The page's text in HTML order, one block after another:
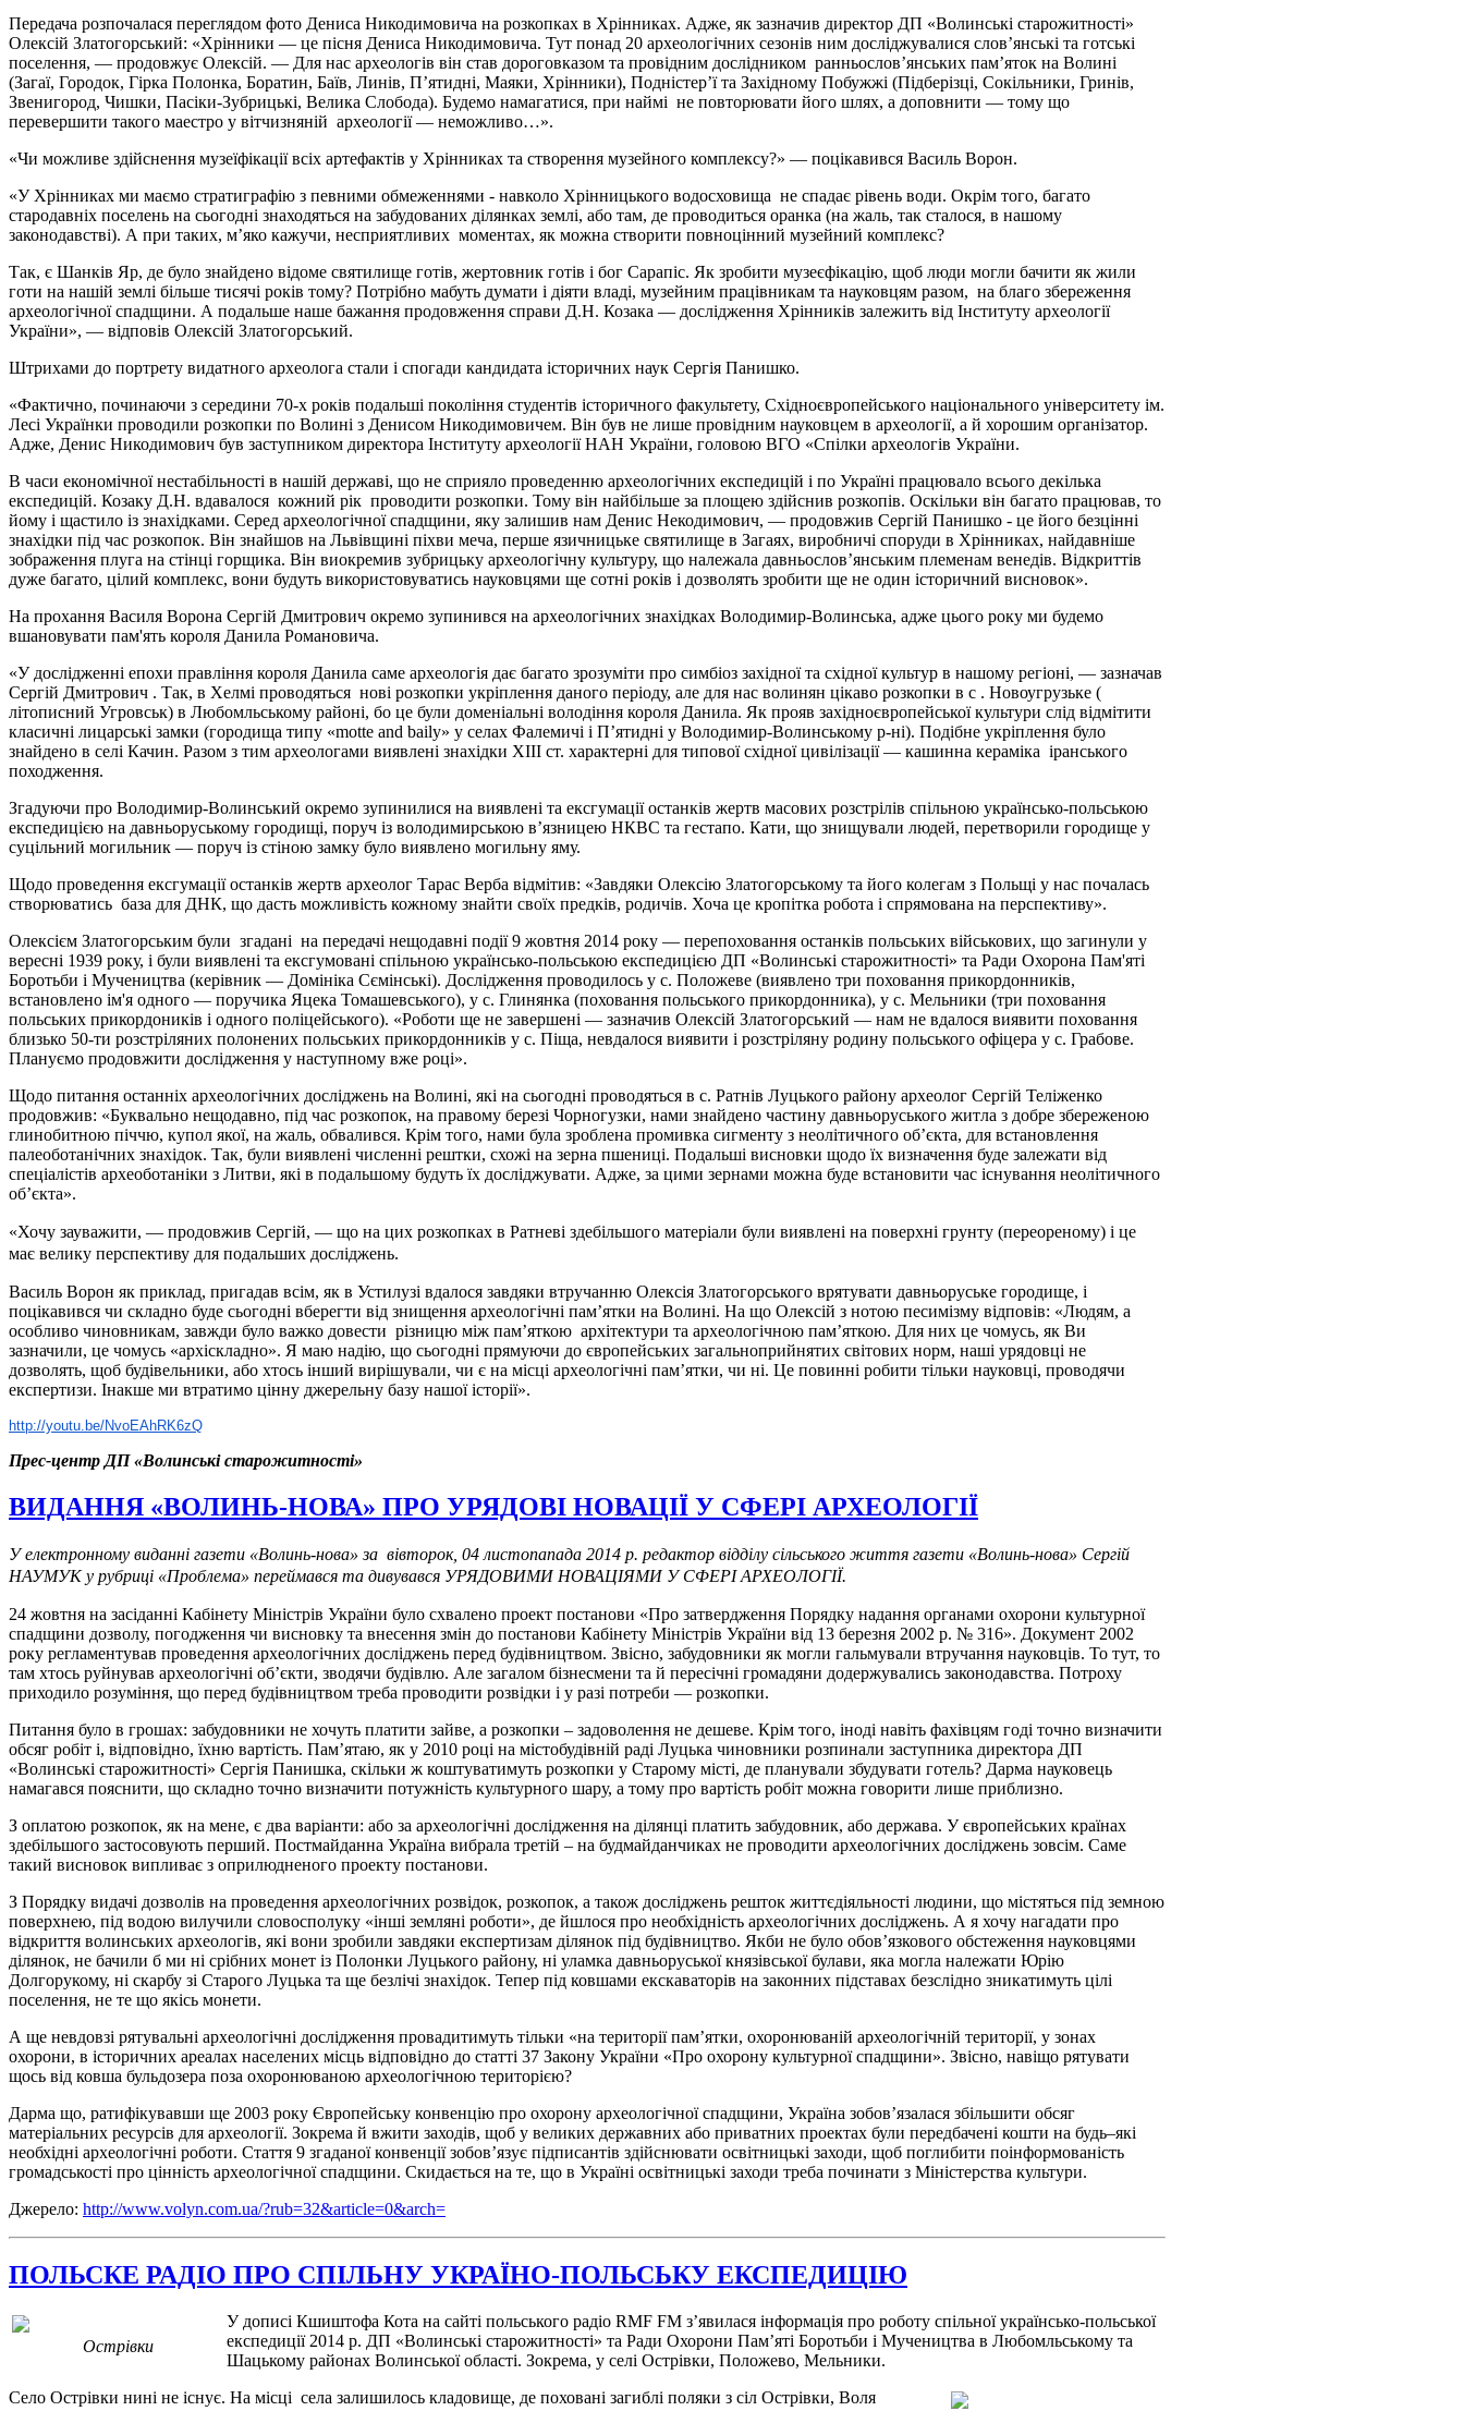
Передача розпочалася переглядом фото Дениса Никодимовича на розкопках в Хрінниках. Адже, як зазначив директор ДП «Волинські старожитності»
Олексій Златогорський: «Хрінники — це пісня Дениса Никодимовича. Тут понад 20 археологічних сезонів ним досліджувалися слов’янські та готські
поселення, — продовжує Олексій. — Для нас археологів він став дороговказом та провідним дослідником ранньослов’янських пам’яток на Волині
(Загаї, Городок, Гірка Полонка, Боратин, Баїв, Линів, П’ятидні, Маяки, Хрінники), Подністер’ї та Західному Побужжі (Підберізці, Сокільники, Гринів,
Звенигород, Чишки, Пасіки-Зубрицькі, Велика Слобода). Будемо намагатися, при наймі не повторювати його шлях, а доповнити — тому що
перевершити такого маестро у вітчизняній археології— неможливо…».
«Чи можливе здійснення музеїфікації всіх артефактів у Хрінниках та створення музейного комплексу?» — поцікавився Василь Ворон.
«У Хрінниках ми маємо стратиграфію з певними обмеженнями - навколо Хрінницького водосховища не спадає рівень води. Окрім того, багато
стародавніх поселень на сьогодні знаходяться на забудованих ділянках землі, або там, де проводиться оранка (на жаль, так сталося, в нашому
законодавстві). А при таких, м’яко кажучи, несприятливих моментах, як можна створити повноцінний музейний комплекс?
Так, є Шанків Яр, де було знайдено відоме святилище готів, жертовник готів і бог Сарапіс. Як зробити музеєфікацію, щоб люди могли бачити як жили
готи на нашій землі більше тисячі років тому? Потрібно мабуть думати і діяти владі, музейним працівникам та науковцям разом, на благо збереження
археологічної спадщини. А подальше наше бажання продовження справи Д.Н. Козака — дослідження Хрінників залежить від Інституту археології
України», — відповів Олексій Златогорський.
Штрихами до портрету видатного археолога стали і спогади кандидата історичних наук Сергія Панишко.
«Фактично, починаючи з середини 70-х років подальші покоління студентів історичного факультету, Східноєвропейського національного університету ім.
Лесі Українки проводили розкопки по Волині з Денисом Никодимовичем. Він був не лише провідним науковцем в археології, а й хорошим організатор.
Адже, Денис Никодимович був заступником директора Інституту археології НАН України, головою ВГО «Спілки археологів України.
В часи економічної нестабільності в нашій державі, що не сприяло проведенню археологічних експедицій і по Україні працювало всього декілька
експедицій. Козаку Д.Н. вдавалося кожний рік проводити розкопки. Тому він найбільше за площею здійснив розкопів. Оскільки він багато працював, то
йому і щастило із знахідками. Серед археологічної спадщини, яку залишив нам Денис Некодимович, — продовжив Сергій Панишко - це його безцінні
знахідки під час розкопок. Він знайшов на Львівщині піхви меча, перше язичницьке святилище в Загаях, виробничі споруди в Хрінниках, найдавніше
зображення плуга на стінці горщика. Він виокремив зубрицьку археологічну культуру, що належала давньослов’янським племенам венедів. Відкриттів
дуже багато, цілий комплекс, вони будуть використовуватись науковцями ще сотні років і дозволять зробити ще не один історичний висновок».
На прохання Василя Ворона Сергій Дмитрович окремо зупинився на археологічних знахідках Володимир-Волинська, адже цього року ми будемо
вшановувати пам'ять короля Данила Романовича.
«У дослідженні епохи правління короля Данила саме археологія дає багато зрозуміти про симбіоз західної та східної культур в нашому регіоні, — зазначав
Сергій Дмитрович . Так, в Хелмі проводяться нові розкопки укріплення даного періоду, але для нас волинян цікаво розкопки в с . Новоугрузьке (
літописний Угровськ) в Любомльському районі, бо це були доменіальні володіння короля Данила. Як прояв західноєвропейської культури слід відмітити
класичні лицарські замки (городища типу «motte аnd baily» у селах Фалемичі і П’ятидні у Володимир-Волинському р-ні). Подібне укріплення було
знайдено в селі Качин. Разом з тим археологами виявлені знахідки XIII ст. характерні для типової східної цивілізації— кашинна кераміка іранського
походження.
Згадуючи про Володимир-Волинський окремо зупинилися на виявлені та ексгумації останків жертв масових розстрілів спільною українсько-польською
експедицією на давньоруському городищі, поруч із володимирською в’язницею НКВС та гестапо. Кати, що знищували людей, перетворили городище у
суцільний могильник — поруч із стіною замку було виявлено могильну яму.
Щодо проведення ексгумації останків жертв археолог Тарас Верба відмітив: «Завдяки Олексію Златогорському та його колегам з Польщі у нас почалась
створюватись база для ДНК, що дасть можливість кожному знайти своїх предків, родичів. Хоча це кропітка робота і спрямована на перспективу».
Олексієм Златогорським були згадані на передачі нещодавні події 9 жовтня 2014 року — перепоховання останків польських військових, що загинули у
вересні 1939 року, і були виявлені та ексгумовані спільною українсько-польською експедицією ДП «Волинські старожитності» та Ради Охорона Пам'яті
Боротьби і Мучеництва (керівник — Домініка Сємінські). Дослідження проводилось у с. Положеве (виявлено три поховання прикордонників,
встановлено ім'я одного — поручика Яцека Томашевського), у с. Глинянка (поховання польського прикордонника), у с. Мельники (три поховання
польських прикордоників і одного поліцейського). «Роботи ще не завершені — зазначив Олексій Златогорський — нам не вдалося виявити поховання
близько 50-ти розстріляних полонених польських прикордонників у с. Піща, невдалося виявити і розстріляну родину польського офіцера у с. Грабове.
Плануємо продовжити дослідження у наступному вже році».
Щодо питання останніх археологічних досліджень на Волині, які на сьогодні проводяться в с. Ратнів Луцького району археолог Сергій Теліженко
продовжив: «Буквально нещодавно, під час розкопок, на правому березі Чорногузки, нами знайдено частину давньоруського житла з добре збереженою
глинобитною піччю, купол якої, на жаль, обвалився. Крім того, нами була зроблена промивка сигменту з неолітичного об’єкта, для встановлення
палеоботанічних знахідок. Так, були виявлені численні рештки, схожі на зерна пшениці. Подальші висновки щодо їх визначення буде залежати від
спеціалістів археоботаніки з Литви, які в подальшому будуть їх досліджувати. Адже, за цими зернами можна буде встановити час існування неолітичного
об’єкта».
«Хочу зауважити, — продовжив Сергій, — що на цих розкопках в Ратневі здебільшого матеріали були виявлені на поверхні грунту (переореному) і це
має велику перспективу для подальших досліджень.
Василь Ворон як приклад, пригадав всім, як в Устилузі вдалося завдяки втручанню Олексія Златогорського врятувати давньоруське городище, і
поцікавився чи складно буде сьогодні вберегти від знищення археологічні пам’ятки на Волині. На що Олексій з нотою песимізму відповів: «Людям, а
особливо чиновникам, завжди було важко довести різницю між пам’яткою архітектури та археологічною пам’яткою. Для них це чомусь, як Ви
зазначили, це чомусь «архіскладно». Я маю надію, що сьогодні прямуючи до європейських загальноприйнятих світових норм, наші урядовці не
дозволять, щоб будівельники, або хтось інший вирішували, чи є на місці археологічні пам’ятки, чи ні. Це повинні робити тільки науковці, проводячи
експертизи. Інакше ми втратимо цінну джерельну базу нашої історії».
http://youtu.be/NvoEAhRK6zQ
Прес-центр ДП «Волинські старожитності»
ВИДАННЯ «ВОЛИНЬ-НОВА» ПРО УРЯДОВІ НОВАЦІЇ У СФЕРІ АРХЕОЛОГІЇ
У електронному виданні газети «Волинь-нова» за вівторок, 04 листопапада 2014 р. редактор відділу сільського життя газети «Волинь-нова» Сергій
НАУМУК у рубриці «Проблема» переймався та дивувався УРЯДОВИМИ НОВАЦІЯМИ У СФЕРІ АРХЕОЛОГІЇ.
24 жовтня на засіданні Кабінету Міністрів України було схвалено проект постанови «Про затвердження Порядку надання органами охорони культурної
спадщини дозволу, погодження чи висновку та внесення змін до постанови Кабінету Міністрів України від 13 березня 2002 р. № 316». Документ 2002
року регламентував проведення археологічних досліджень перед будівництвом. Звісно, забудовники як могли гальмували втручання науковців. То тут, то
там хтось руйнував археологічні об’єкти, зводячи будівлю. Але загалом бізнесмени та й пересічні громадяни додержувались законодавства. Потроху
приходило розуміння, що перед будівництвом треба проводити розвідки і у разі потреби — розкопки.
Питання було в грошах: забудовники не хочуть платити зайве, а розкопки – задоволення не дешеве. Крім того, іноді навіть фахівцям годі точно визначити
обсяг робіт і, відповідно, їхню вартість. Пам’ятаю, як у 2010 році на містобудівній раді Луцька чиновники розпинали заступника директора ДП
«Волинські старожитності» Сергія Панишка, скільки ж коштуватимуть розкопки у Старому місті, де планували збудувати готель? Дарма науковець
намагався пояснити, що складно точно визначити потужність культурного шару, а тому про вартість робіт можна говорити лише приблизно.
З оплатою розкопок, як на мене, є два варіанти: або за археологічні дослідження на ділянці платить забудовник, або держава. У європейських країнах
здебільшого застосовують перший. Постмайданна Україна вибрала третій – на будмайданчиках не проводити археологічних досліджень зовсім. Саме
такий висновок випливає з оприлюдненого проекту постанови.
З Порядку видачі дозволів на проведення археологічних розвідок, розкопок, а також досліджень решток життєдіяльності людини, що містяться під земною
поверхнею, під водою вилучили словосполуку «інші земляні роботи», де йшлося про необхідність археологічних досліджень. А я хочу нагадати про
відкриття волинських археологів, які вони зробили завдяки експертизам ділянок під будівництво. Якби не було обов’язкового обстеження науковцями
ділянок, не бачили б ми ні срібних монет із Полонки Луцького району, ні уламка давньоруської князівської булави, яка могла належати Юрію
Долгорукому, ні скарбу зі Старого Луцька та ще безлічі знахідок. Тепер під ковшами екскаваторів на законних підставах безслідно зникатимуть цілі
поселення, не те що якісь монети.
А ще невдовзі рятувальні археологічні дослідження провадитимуть тільки «на території пам’ятки, охоронюваній археологічній території, у зонах
охорони, в історичних ареалах населених місць відповідно до статті 37 Закону України «Про охорону культурної спадщини». Звісно, навіщо рятувати
щось від ковша бульдозера поза охоронюваною археологічною територією?
Дарма що, ратифікувавши ще 2003 року Європейську конвенцію про охорону археологічної спадщини, Україна зобов’язалася збільшити обсяг
матеріальних ресурсів для археології. Зокрема й вжити заходів, щоб у великих державних або приватних проектах були передбачені кошти на будь–які
необхідні археологічні роботи. Стаття 9 згаданої конвенції зобов’язує підписантів здійснювати освітницькі заходи, щоб поглибити поінформованість
громадськості про цінність археологічної спадщини. Скидається на те, що в Україні освітницькі заходи треба починати з Міністерства культури.
Джерело: http://www.volyn.com.ua/?rub=32&article=0&arch=
ПОЛЬСКЕ РАДІО ПРО СПІЛЬНУ УКРАЇНО-ПОЛЬСЬКУ ЕКСПЕДИЦІЮ
Острівки
У дописі Кшиштофа Кота на сайті польського радіо RMF FM з’явилася інформація про роботу спільної українсько-польської
експедиції 2014 р. ДП «Волинські старожитності» та Ради Охорони Пам’яті Боротьби і Мучеництва в Любомльському та
Шацькому районах Волинської області. Зокрема, у селі Острівки, Положево, Мельники.
Село Острівки нині не існує. На місці села залишилось кладовище, де поховані загиблі поляки з сіл Острівки, Воля